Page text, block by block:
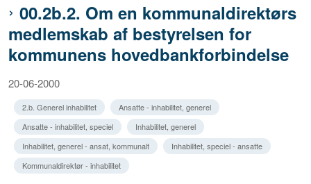
00.2b.2. Om en kommunaldirektørs
medlemskab af bestyrelsen for
kommunens hovedbankforbindelse
20-06-2000
2.b. Generel inhabilitet
Ansatte - inhabilitet, generel
Ansatte - inhabilitet, speciel
Inhabilitet, generel
Inhabilitet, generel - ansat, kommunalt
Inhabilitet, speciel - ansatte
Kommunaldirektør - inhabilitet